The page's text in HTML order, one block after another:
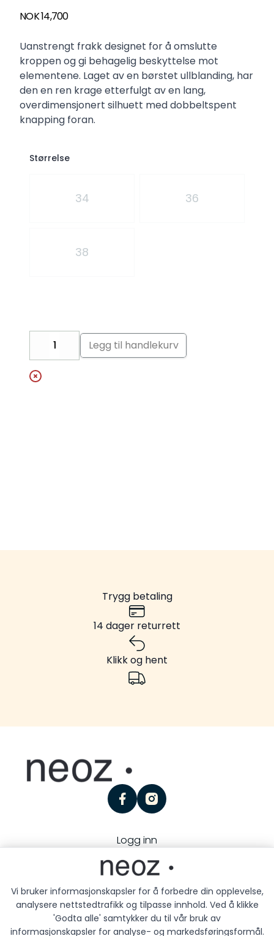
Produktdetaljer
NOK 14,700
Description
Uanstrengt frakk designet for å omslutte
kroppen og gi behagelig beskyttelse mot
elementene. Laget av en børstet ullblanding, har
den en ren krage etterfulgt av en lang,
overdimensjonert silhuett med dobbeltspent
knapping foran.
Størrelse
34 36
38
DecreaseIncrease
Legg til handlekurv
Trygg betaling
14 dager returrett
Klikk og hent
facebookinstagram
Logg inn
Kjøpsbetingelser
Besøk oss:
Storgaten 25, 3126 Tønsberg
Vi bruker informasjonskapsler for å forbedre din opplevelse,
analysere nettstedtrafikk og tilpasse innhold. Ved å klikke
'Godta alle' samtykker du til vår bruk av
informasjonskapsler for analyse- og markedsføringsformål.